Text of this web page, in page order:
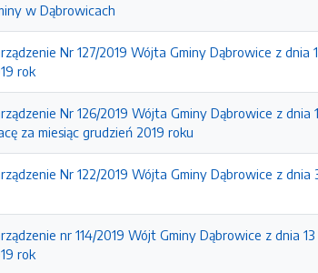
w Dąbrowicach
Nr 127/2019 Wójta Gminy Dąbrowice z
rok
Nr 126/2019 Wójta Gminy Dąbrowice z
za miesiąc grudzień 2019 roku
Nr 122/2019 Wójta Gminy Dąbrowice z
nr 114/2019 Wójt Gminy Dąbrowice z dnia
rok